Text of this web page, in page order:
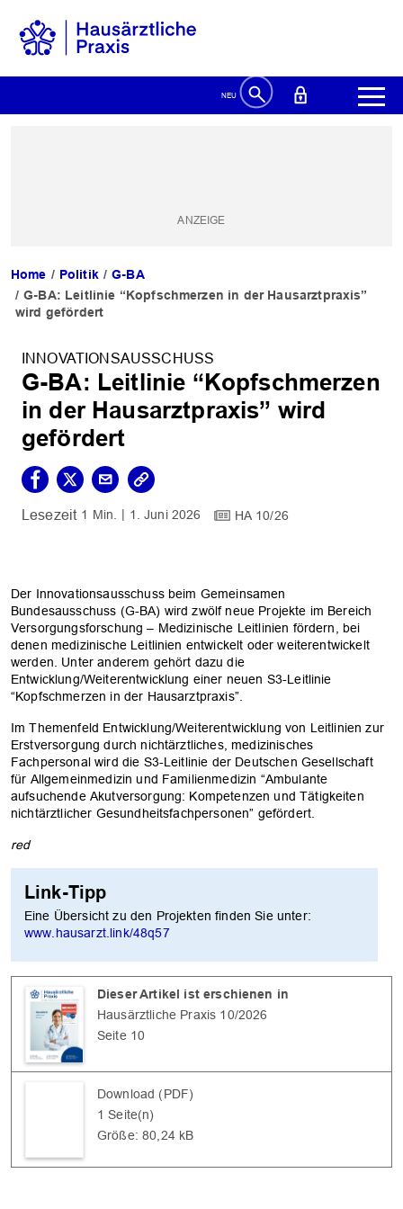
Home Politik
G-BA
G-BA: Leitlinie “Kopfschmerzen in der Hausarztpraxis”
wird gefördert
INNOVATIONSAUSSCHUSS
G-BA: Leitlinie “Kopfschmerzen
in der Hausarztpraxis” wird
gefördert
1 Min. 1. Juni 2026 HA 10/26
Der Innovationsausschuss beim Gemeinsamen
Bundesausschuss (G-BA) wird zwölf neue Projekte im Bereich
Versorgungsforschung – Medizinische Leitlinien fördern, bei
denen medizinische Leitlinien entwickelt oder weiterentwickelt
werden. Unter anderem gehört dazu die
Entwicklung/Weiterentwicklung einer neuen S3-Leitlinie
“Kopfschmerzen in der Hausarztpraxis”.
Im Themenfeld Entwicklung/Weiterentwicklung von Leitlinien zur
Erstversorgung durch nichtärztliches, medizinisches
Fachpersonal wird die S3-Leitlinie der Deutschen Gesellschaft
für Allgemeinmedizin und Familienmedizin “Ambulante
aufsuchende Akutversorgung: Kompetenzen und Tätigkeiten
nichtärztlicher Gesundheitsfachpersonen” gefördert.
red
Link-Tipp
Eine Übersicht zu den Projekten finden Sie unter:
www.hausarzt.link/48q57
Dieser Artikel ist erschienen in
Hausärztliche Praxis 10/2026
Seite 10
Download (PDF)
1 Seite(n)
Größe: 80,24 kB